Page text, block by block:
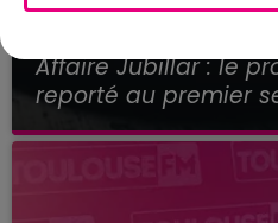
Affaire Jubillar : le
reporté au premier